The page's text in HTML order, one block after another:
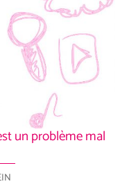
un problème mal